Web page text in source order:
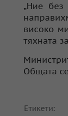
„Ние
високо
тяхната
Общата
Етикети: